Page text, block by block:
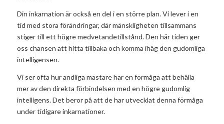
Din inkarnation är också en del i en större plan. Vi lever i en
tid med stora förändringar, där mänskligheten tillsammans
stiger till ett högre medvetandetillstånd. Den här tiden ger
oss chansen att hitta tillbaka och komma ihåg den gudomliga
intelligensen.
Vi ser ofta hur andliga mästare har en förmåga att behålla
mer av den direkta förbindelsen med en högre gudomlig
intelligens. Det beror på att de har utvecklat denna förmåga
under tidigare inkarnationer.